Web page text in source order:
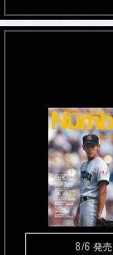
8/6 発売